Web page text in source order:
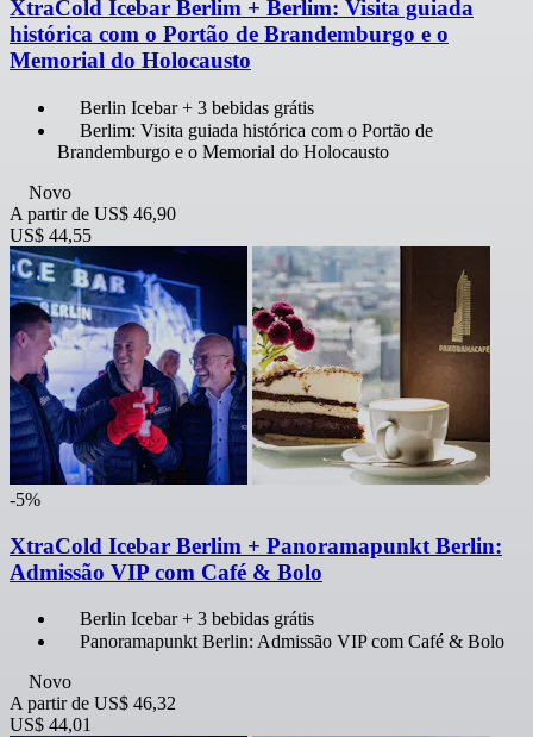
XtraCold Icebar Berlim + Berlim: Visita guiada
histórica com o Portão de Brandemburgo e o
Memorial do Holocausto
Berlin Icebar + 3 bebidas grátis
Berlim: Visita guiada histórica com o Portão de
Brandemburgo e o Memorial do Holocausto
Novo
A partir de US$ 46,90
US$ 44,55
-5%
XtraCold Icebar Berlim + Panoramapunkt Berlin:
Admissão VIP com Café & Bolo
Berlin Icebar + 3 bebidas grátis
Panoramapunkt Berlin: Admissão VIP com Café & Bolo
Novo
A partir de US$ 46,32
US$ 44,01